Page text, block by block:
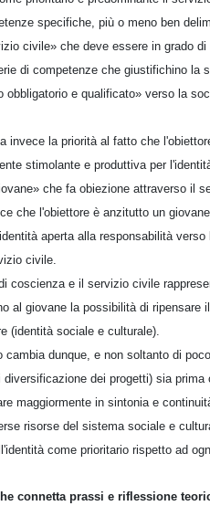
specifiche, più o meno ben
civile» che deve essere in grado
di competenze che giustifichino la
obbligatorio e qualificato» verso la
invece la priorità al fatto che
stimolante e produttiva per
che fa obiezione attraverso il
che l'obiettore è anzitutto un
aperta alla responsabilità
civile.
coscienza e il servizio civile
al giovane la possibilità di ripensare
(identità sociale e culturale).
cambia dunque, e non soltanto di
dei progetti) sia prima
maggiormente in sintonia e
risorse del sistema sociale e
come prioritario rispetto ad
connetta prassi e riflessione